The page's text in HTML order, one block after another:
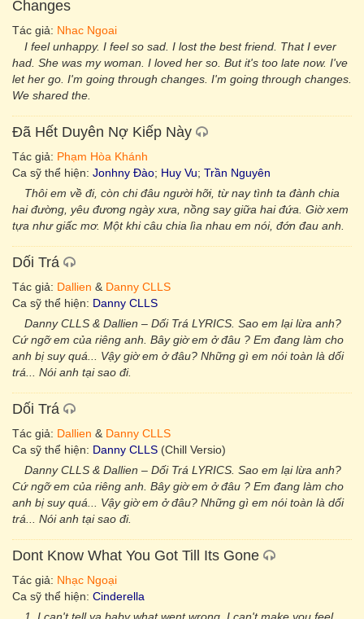
Changes
Tác giả: Nhac Ngoai
I feel unhappy. I feel so sad. I lost the best friend. That I ever
had. She was my woman. I loved her so. But it's too late now. I've
let her go. I'm going through changes. I'm going through changes.
We shared the.
Đã Hết Duyên Nợ Kiếp Này
Tác giả: Phạm Hòa Khánh
Ca sỹ thể hiện: Jonhny Đào; Huy Vu; Trần Nguyên
Thôi em về đi, còn chi đâu người hỡi, từ nay tình ta đành chia
hai đường, yêu đương ngày xưa, nồng say giữa hai đứa. Giờ xem
tựa như giấc mơ. Một khi câu chia lìa nhau em nói, đớn đau anh.
Dối Trá
Tác giả: Dallien & Danny CLLS
Ca sỹ thể hiện: Danny CLLS
Danny CLLS & Dallien – Dối Trá LYRICS. Sao em lại lừa anh?
Cứ ngỡ em của riêng anh. Bây giờ em ở đâu ? Em đang làm cho
anh bị suy quá... Vậy giờ em ở đâu? Những gì em nói toàn là dối
trá... Nói anh tại sao đi.
Dối Trá
Tác giả: Dallien & Danny CLLS
Ca sỹ thể hiện: Danny CLLS (Chill Versio)
Danny CLLS & Dallien – Dối Trá LYRICS. Sao em lại lừa anh?
Cứ ngỡ em của riêng anh. Bây giờ em ở đâu ? Em đang làm cho
anh bị suy quá... Vậy giờ em ở đâu? Những gì em nói toàn là dối
trá... Nói anh tại sao đi.
Dont Know What You Got Till Its Gone
Tác giả: Nhạc Ngoại
Ca sỹ thể hiện: Cinderella